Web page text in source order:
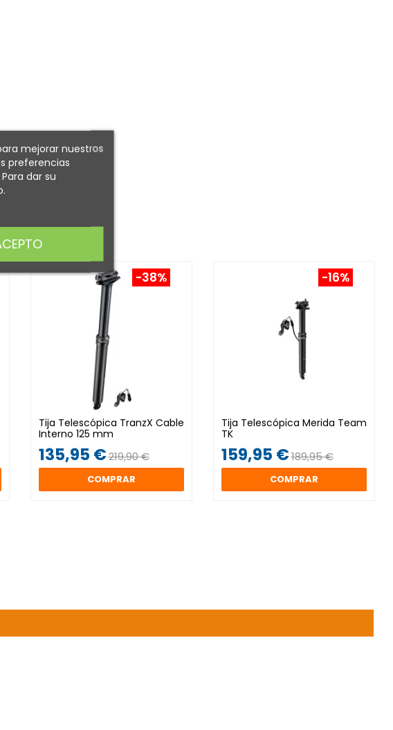
-38%
Tija Telescópica TranzX Cable
Interno 125 mm
135,95 €219,90 €
COMPRAR
-16%
Tija Telescópica Merida Team
TK
159,95 €189,95 €
COMPRAR
mejorar nuestros
preferencias
dar su